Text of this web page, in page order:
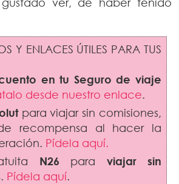
Y ENLACES ÚTILES PARA TUS
en tu Seguro de viaje
desde nuestro enlace.
para viajar sin comisiones,
recompensa al hacer la
Pídela aquí.
N26 para viajar sin
. Pídela aquí.